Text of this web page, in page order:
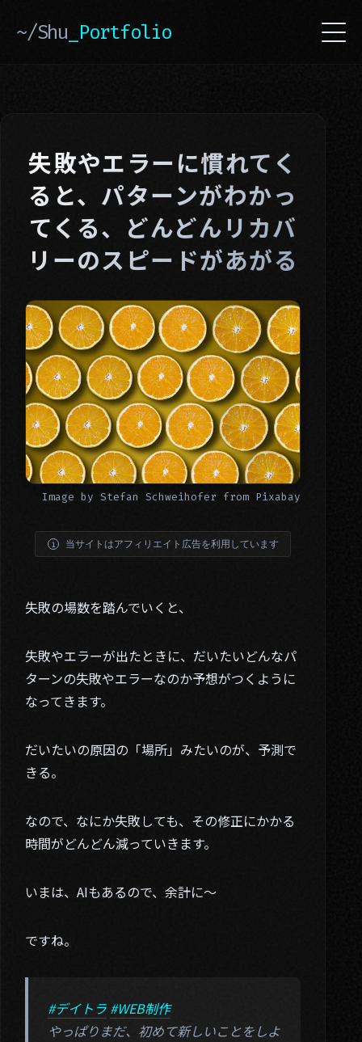
~/Shu _Portfolio
失敗やエラーに慣れてく
ると、パターンがわかっ
てくる、どんどんリカバ
リーのスピードがあがる
Image byStefan Schweihofer from Pixabay
当サイトはアフィリエイト広告を利用しています
失敗の場数を踏んでいくと、
失敗やエラーが出たときに、だいたいどんなパ
ターンの失敗やエラーなのか予想がつくように
なってきます。
だいたいの原因の「場所」みたいのが、予測で
きる。
なので、なにか失敗しても、その修正にかかる
時間がどんどん減っていきます。
いまは、AIもあるので、余計に～
ですね。
#デイトラ #WEB制作
やっぱりまだ、初めて新しいことをしよ